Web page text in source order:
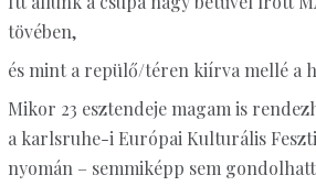
tövében,
és mint a repülő/téren kiírva mellé a
Mikor 23 esztendeje magam is
a karlsruhe-i Európai Kulturális
nyomán – semmiképp sem